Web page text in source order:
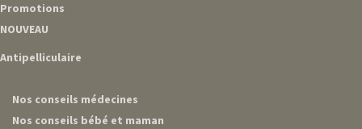
Promotions
NOUVEAU
Antipelliculaire
Nos conseils médecines
Nos conseils bébé et maman